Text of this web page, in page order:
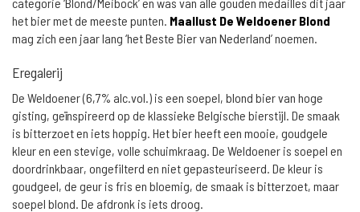
het bier met de meeste punten. Maallust De Weldoener Blond
mag zich een jaar lang ‘het Beste Bier van Nederland’ noemen.
Eregalerij
De Weldoener (6,7% alc.vol.) is een soepel, blond bier van hoge
gisting, geïnspireerd op de klassieke Belgische bierstijl. De smaak
is bitterzoet en iets hoppig. Het bier heeft een mooie, goudgele
kleur en een stevige, volle schuimkraag. De Weldoener is soepel en
doordrinkbaar, ongefilterd en niet gepasteuriseerd. De kleur is
goudgeel, de geur is fris en bloemig, de smaak is bitterzoet, maar
soepel blond. De afdronk is iets droog.